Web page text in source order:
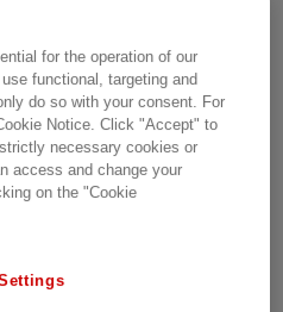
for the operation of our
functional, targeting and
do so with your consent. For
Notice. Click "Accept" to
necessary cookies or
access and change your
on the "Cookie